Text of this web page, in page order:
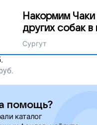
Накормим
других собак
Сургут
помощь?
каталог